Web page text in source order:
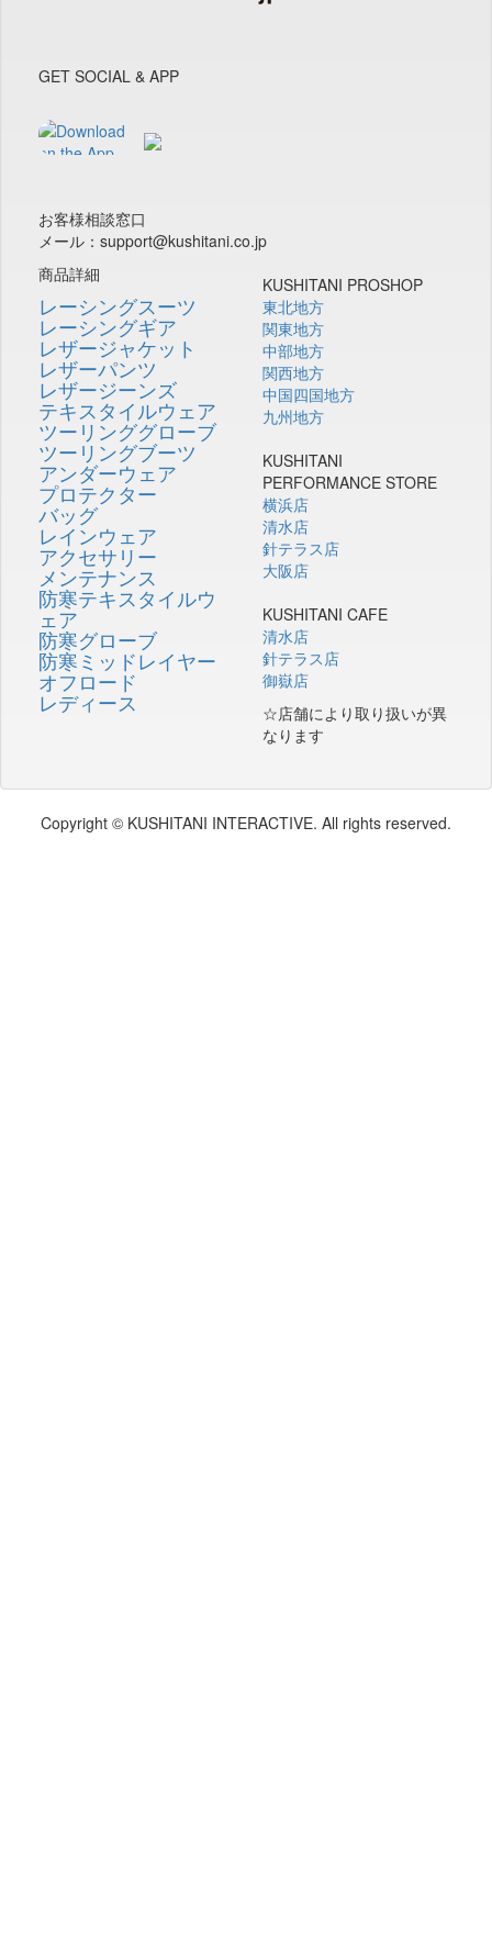
GET SOCIAL & APP
お客様相談窓口
メール：support@kushitani.co.jp
商品詳細
レーシングスーツ
レーシングギア
レザージャケット
レザーパンツ
レザージーンズ
テキスタイルウェア
ツーリンググローブ
ツーリングブーツ
アンダーウェア
プロテクター
バッグ
レインウェア
アクセサリー
メンテナンス
防寒テキスタイルウ
ェア
防寒グローブ
防寒ミッドレイヤー
オフロード
レディース
KUSHITANI PROSHOP
東北地方
関東地方
中部地方
関西地方
中国四国地方
九州地方
KUSHITANI
PERFORMANCE STORE
横浜店
清水店
針テラス店
大阪店
KUSHITANI CAFE
清水店
針テラス店
御嶽店
☆店舗により取り扱いが異
なります
Copyright © KUSHITANI INTERACTIVE. All rights reserved.